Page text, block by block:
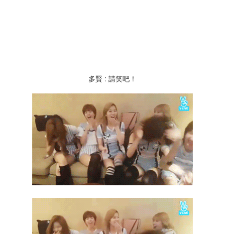
多賢 : 請笑吧！